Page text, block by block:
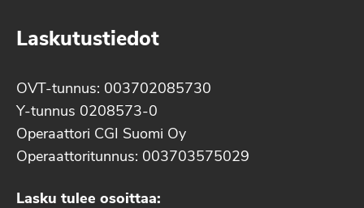
Laskutustiedot
OVT-tunnus: 003702085730
Y-tunnus 0208573-0
Operaattori CGI Suomi Oy
Operaattoritunnus: 003703575029
Lasku tulee osoittaa: